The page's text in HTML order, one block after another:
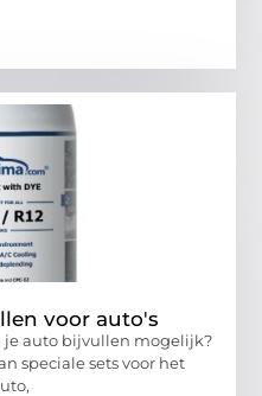
voor auto's
je auto bijvullen mogelijk?
speciale sets voor het